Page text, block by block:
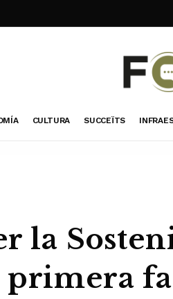
CULTURA SUCCEÏTS
la